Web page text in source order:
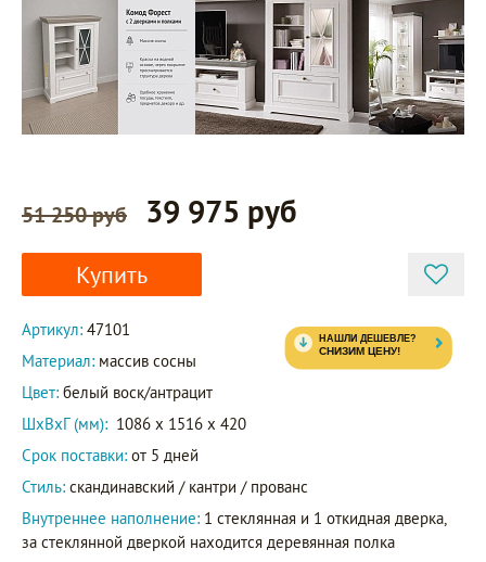
51 250 руб 39 975 руб
Купить
Артикул: 47101
Материал: массив сосны
Цвет: белый воск/антрацит
ШxВxГ (мм): 1086 x 1516 x 420
Срок поставки: от 5 дней
Стиль: скандинавский / кантри / прованс
Внутреннее наполнение: 1 стеклянная и 1 откидная дверка,
за стеклянной дверкой находится деревянная полка